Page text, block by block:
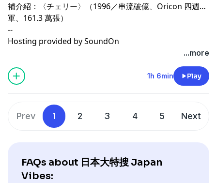
補介紹：〈チェリー〉（1996／串流破億、Oricon 四週冠
軍、161.3 萬張）
--
Hosting provided bySoundOn
...more
1h 6min Play
Prev 1 2 3 4 5 Next
FAQs about 日本大特搜 Japan
Vibes: